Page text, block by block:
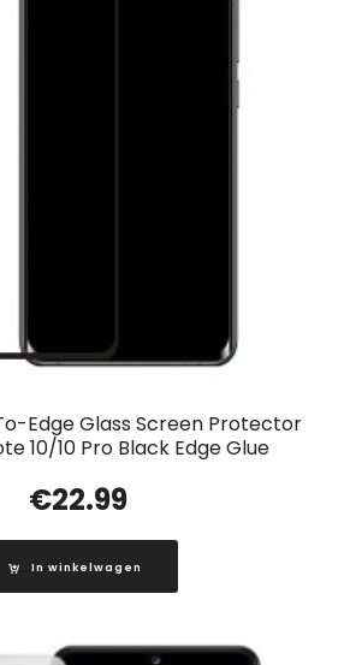
Edge Glass Screen Protector
10/10 Pro Black Edge Glue
€22.99
In winkelwagen